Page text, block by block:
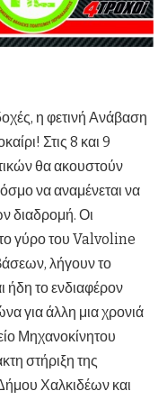
η φετινή Ανάβαση
Στις 8 και 9
θα ακουστούν
να αναμένεται να
διαδρομή. Οι
γύρο του Valvoline
λήγουν το
ήδη το ενδιαφέρον
για άλλη μια χρονιά
Μηχανοκίνητου
στήριξη της
Χαλκιδέων και